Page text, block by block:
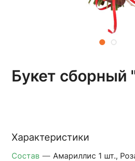
Букет сборный
Характеристики
Состав — Амариллис 1 шт.,